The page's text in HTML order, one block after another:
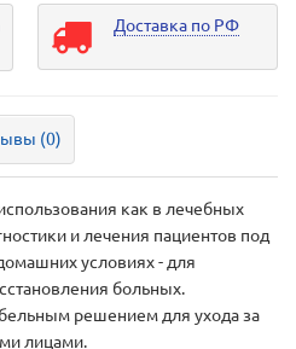
Доставка по РФ
(0)
как в лечебных
и лечения пациентов под
условиях - для
больных.
решением для ухода за
лицами.